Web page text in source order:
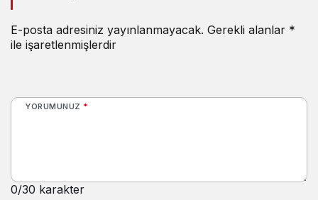
E-posta adresiniz yayınlanmayacak. Gerekli alanlar *
ile işaretlenmişlerdir
YORUMUNUZ *
0/30 karakter